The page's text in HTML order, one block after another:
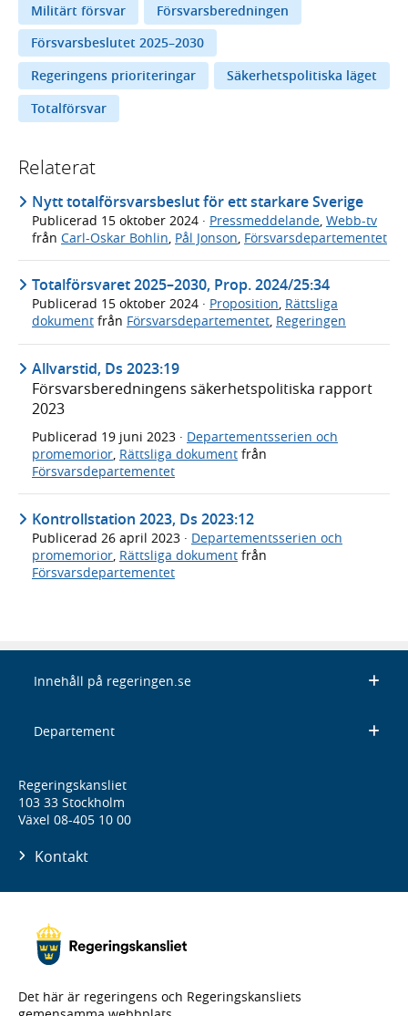
Militärt försvar
Försvarsberedningen
Försvarsbeslutet 2025–2030
Regeringens prioriteringar
Säkerhetspolitiska läget
Totalförsvar
Relaterat
Nytt totalförsvarsbeslut för ett starkare Sverige
Publicerad 15 oktober 2024 · Pressmeddelande Webb-tv
från Carl-Oskar Bohlin Pål Jonson Försvarsdepartementet
Totalförsvaret 2025–2030, Prop. 2024/25:34
Publicerad 15 oktober 2024 · Proposition, Rättsliga
dokument från Försvarsdepartementet, Regeringen
Allvarstid, Ds 2023:19
Försvarsberedningens säkerhetspolitiska rapport
2023
Publicerad 19 juni 2023 · Departementsserien och
promemorior, Rättsliga dokument från
Försvarsdepartementet
Kontrollstation 2023, Ds 2023:12
Publicerad 26 april 2023 · Departementsserien och
promemorior Rättsliga dokument från
Försvarsdepartementet
Innehåll på regeringen.se
Departement
Regeringskansliet
103 33 Stockholm
Växel 08-405 10 00
Kontakt
Det här är regeringens och Regeringskansliets